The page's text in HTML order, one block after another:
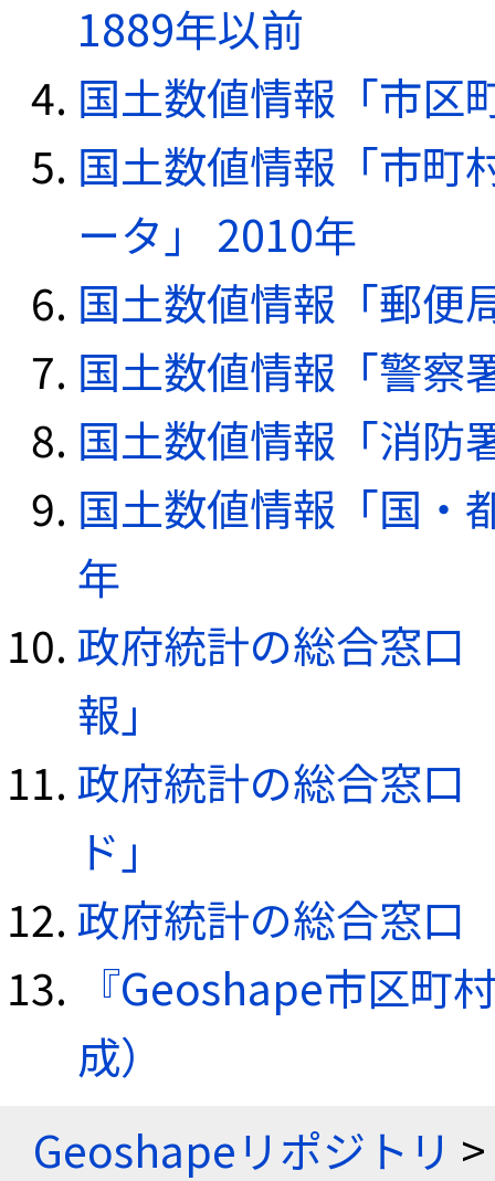
1889年以前
国土数値情報「市区
国土数値情報「市町
ータ」 2010年
国土数値情報「郵便
国土数値情報「警察
国土数値情報「消防
国土数値情報「国・
年
政府統計の総合窓口
報」
政府統計の総合窓口
ド」
政府統計の総合窓口
『Geoshape市区町
成）
Geoshapeリポジトリ >